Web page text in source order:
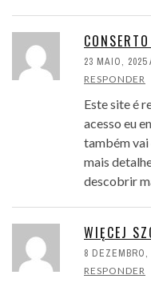
23 MAIO, 2025
RESPONDER
Este site é
acesso eu
também vai
mais
descobrir
WIĘCEJ
8
RESPONDER